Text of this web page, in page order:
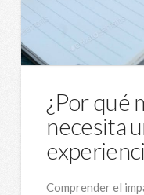
¿Por qué
necesita
Comprender el